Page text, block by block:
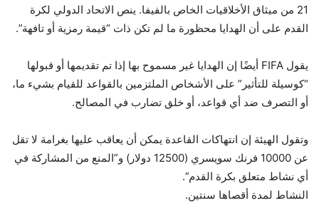
21 من ميثاق الأخلاقيات الخاص بالفيفا. ينص الاتحاد الدولي لكرة
القدم على أن الهدايا محظورة ما لم تكن ذات “قيمة رمزية أو تافهة”.
يقول FIFA أيضًا إن الهدايا غير مسموح بها إذا تم تقديمها أو قبولها
“كوسيلة للتأثير” على الأشخاص الملتزمين بالقواعد للقيام بشيء ما،
أو التصرف ضد أي قواعد، أو خلق تضارب في المصالح.
وتقول الهيئة إن انتهاكات القاعدة يمكن أن يعاقب عليها بغرامة لا تقل
عن 10000 فرنك سويسري (12500 دولار) و”المنع من المشاركة في
أي نشاط متعلق بكرة القدم”.
النشاط لمدة أقصاها سنتين.